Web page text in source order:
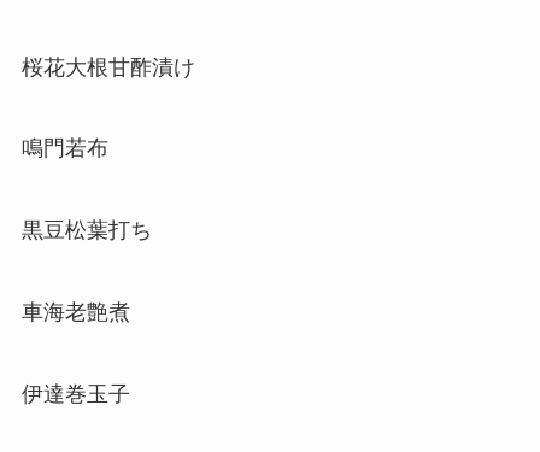
桜花大根甘酢漬け
鳴門若布
黒豆松葉打ち
車海老艶煮
伊達巻玉子